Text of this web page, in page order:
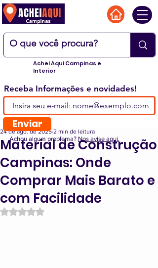
Achei Aqui Campinas e
Interior
Material de Construção
Campinas: Onde
Comprar Mais Barato e
com Facilidade
24 de ago. de 2025 2 min de leitura
Avaliado com NaN de 5 estrelas.
Receba Informações e novidades!
Enviar
Achou algum problema? Nos avise aqui.